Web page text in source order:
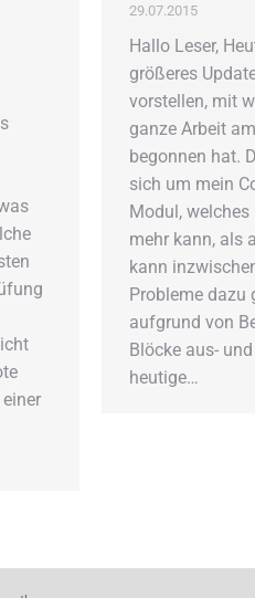
29.07.2015
Hallo Leser,
größeres
vorstellen, mit
ganze Arbeit
begonnen hat.
sich um mein
Modul,
mehr kann, als
kann
Probleme dazu
aufgrund von
Blöcke aus-
heutige…